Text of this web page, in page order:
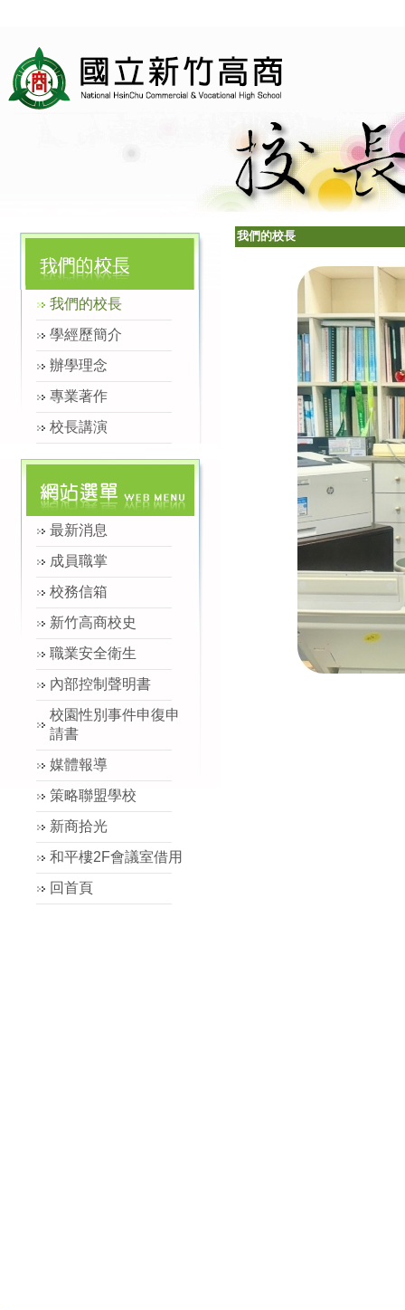
我們的校長
學經歷簡介
辦學理念
專業著作
校長講演
最新消息
成員職掌
校務信箱
新竹高商校史
職業安全衛生
內部控制聲明書
校園性別事件申復申
請書
媒體報導
策略聯盟學校
新商拾光
和平樓2F會議室借用
回首頁
我們的校長